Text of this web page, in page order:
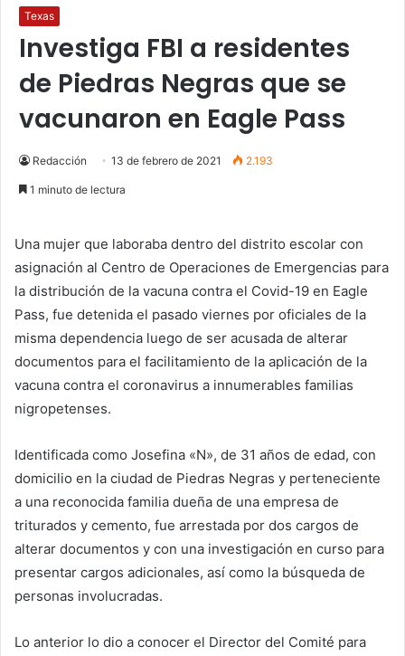
Texas
Investiga FBI a residentes
de Piedras Negras que se
vacunaron en Eagle Pass
Redacción 13 de febrero de 2021 2.193
1 minuto de lectura
Una mujer que laboraba dentro del distrito escolar con
asignación al Centro de Operaciones de Emergencias para
la distribución de la vacuna contra el Covid-19 en Eagle
Pass, fue detenida el pasado viernes por oficiales de la
misma dependencia luego de ser acusada de alterar
documentos para el facilitamiento de la aplicación de la
vacuna contra el coronavirus a innumerables familias
nigropetenses.
Identificada como Josefina «N», de 31 años de edad, con
domicilio en la ciudad de Piedras Negras y perteneciente
a una reconocida familia dueña de una empresa de
triturados y cemento, fue arrestada por dos cargos de
alterar documentos y con una investigación en curso para
presentar cargos adicionales, así como la búsqueda de
personas involucradas.
Lo anterior lo dio a conocer el Director del Comité para